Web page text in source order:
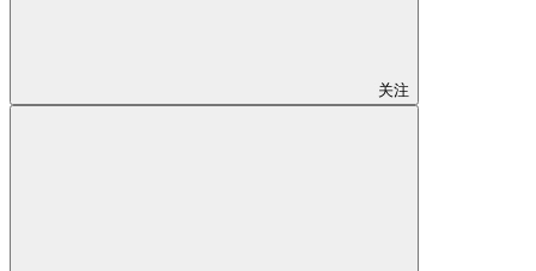
关注